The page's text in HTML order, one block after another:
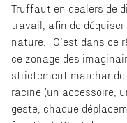
Truffaut en dealers de
travail, afin de déguiser
nature. C’est dans ce
ce zonage des
strictement
racine (un accessoire,
geste, chaque